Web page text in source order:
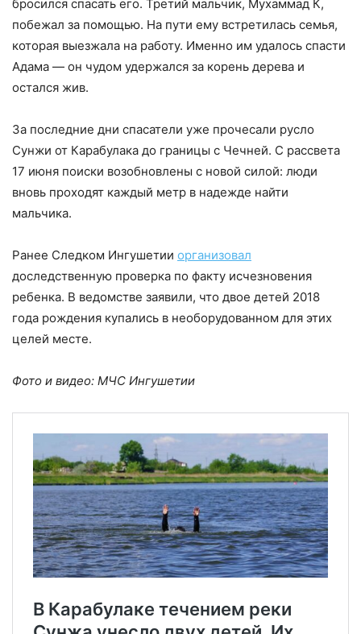
бросился спасать его. Третий мальчик, Мухаммад К,
побежал за помощью. На пути ему встретилась семья,
которая выезжала на работу. Именно им удалось спасти
Адама — он чудом удержался за корень дерева и
остался жив.
За последние дни спасатели уже прочесали русло
Сунжи от Карабулака до границы с Чечней. С рассвета
17 июня поиски возобновлены с новой силой: люди
вновь проходят каждый метр в надежде найти
мальчика.
Ранее Следком Ингушетии организовал
доследственную проверка по факту исчезновения
ребенка. В ведомстве заявили, что двое детей 2018
года рождения купались в необорудованном для этих
целей месте.
Фото и видео: МЧС Ингушетии